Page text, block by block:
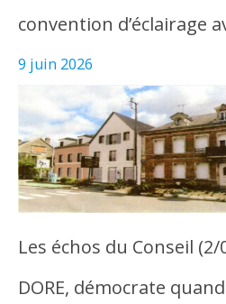
convention d’éclairage
9 juin 2026
Les échos du Conseil (2/
DORE, démocrate